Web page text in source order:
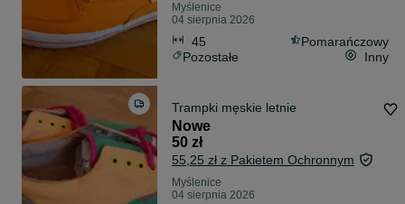
Myślenice
04 sierpnia 2026
45
Pomarańczowy
Pozostałe
Inny
Trampki męskie letnie
Nowe
50 zł
55,25 zł z Pakietem Ochronnym
Myślenice
04 sierpnia 2026